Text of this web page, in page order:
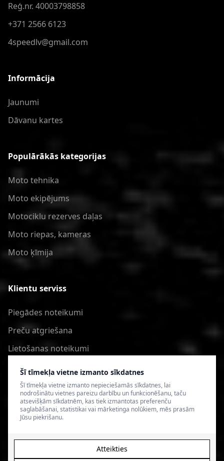
Šī tīmekļa vietne izmanto sīkdatnes
Šī tīmekļa vietne izmanto nepieciešamās sīkdatnes, lai
nodrošinātu vietnes pareizu darbību un funkcionēšanu, taču
atsevišķām sīkdatnēm, kas tiek izmantotas preferenču
saglabāšanai, statistikai vai mārketinga nolūkiem, mēs prasām
Jūsu piekrišanu.
Atteikties
Reģ.nr. 40003798858
+371 2566 6123
4speedlv@gmail.com
Informācija
Jaunumi
Dāvanu kartes
Populārākās kategorijas
Moto tehnika
Moto ekipējums
Motociklu rezerves daļas
Moto riepas, kameras
Moto ķīmija
Klientu serviss
Piegādes noteikumi
Preču atgriešana
Lietošanas noteikumi
Privātuma politika